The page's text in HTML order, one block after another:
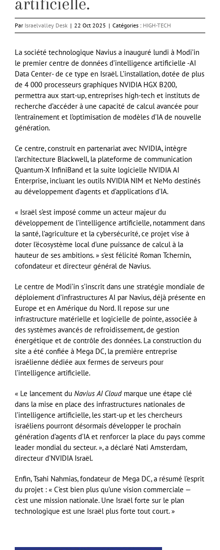
Par Israelvalley Desk | 22 Oct 2025 | Catégories : HIGH-TECH
La société technologique Navius a inauguré lundi à Modi’in
le premier centre de données d’intelligence artificielle -AI
Data Center- de ce type en Israël. L’installation, dotée de plus
de 4 000 processeurs graphiques NVIDIA HGX B200,
permettra aux start-up, entreprises high-tech et instituts de
recherche d’accéder à une capacité de calcul avancée pour
l’entraînement et l’optimisation de modèles d’IA de nouvelle
génération.
Ce centre, construit en partenariat avec NVIDIA, intègre
l’architecture Blackwell, la plateforme de communication
Quantum-X InfiniBand et la suite logicielle NVIDIA AI
Enterprise, incluant les outils NVIDIA NIM et NeMo destinés
au développement d’agents et d’applications d’IA.
« Israël s’est imposé comme un acteur majeur du
développement de l’intelligence artificielle, notamment dans
la santé, l’agriculture et la cybersécurité, ce projet vise à
doter l’écosystème local d’une puissance de calcul à la
hauteur de ses ambitions. » s’est félicité Roman Tchernin,
cofondateur et directeur général de Navius.
Le centre de Modi’in s’inscrit dans une stratégie mondiale de
déploiement d’infrastructures AI par Navius, déjà présente en
Europe et en Amérique du Nord. Il repose sur une
infrastructure matérielle et logicielle de pointe, associée à
des systèmes avancés de refroidissement, de gestion
énergétique et de contrôle des données. La construction du
site a été confiée à Mega DC, la première entreprise
israélienne dédiée aux fermes de serveurs pour
l’intelligence artificielle.
« Le lancement du Navius AI Cloud marque une étape clé
dans la mise en place des infrastructures nationales de
l’intelligence artificielle, les start-up et les chercheurs
israéliens pourront désormais développer le prochain
génération d’agents d’IA et renforcer la place du pays comme
leader mondial du secteur. », a déclaré Nati Amsterdam,
directeur d’NVIDIA Israël.
Enfin, Tsahi Nahmias, fondateur de Mega DC, a résumé l’esprit
du projet : « C’est bien plus qu’une vision commerciale —
c’est une mission nationale. Une Israël forte sur le plan
technologique est une Israël plus forte tout court. »